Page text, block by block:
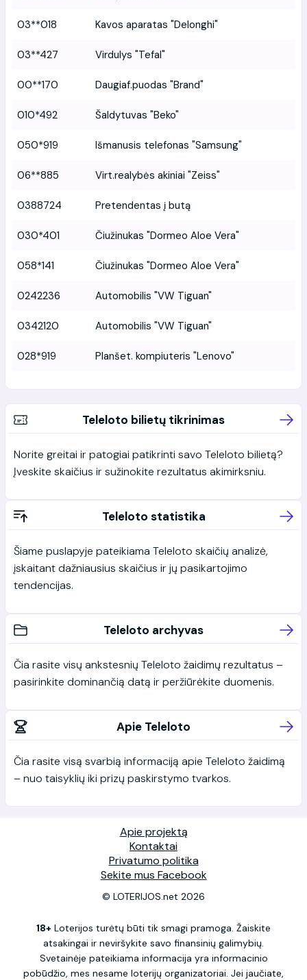
03**018 Kavos aparatas "Delonghi"
03**427 Virdulys "Tefal"
00**170 Daugiaf.puodas "Brand"
010*492 Šaldytuvas "Beko"
050*919 Išmanusis telefonas "Samsung"
06**885 Virt.realybės akiniai "Zeiss"
0388724 Pretendentas į butą
030*401 Čiužinukas "Dormeo Aloe Vera"
058*141 Čiužinukas "Dormeo Aloe Vera"
0242236 Automobilis "VW Tiguan"
0342120 Automobilis "VW Tiguan"
028*919 Planšet. kompiuteris "Lenovo"
Teleloto bilietų tikrinimas
Norite greitai ir patogiai patikrinti savo Teleloto bilietą?
Įveskite skaičius ir sužinokite rezultatus akimirksniu.
Teleloto statistika
Šiame puslapyje pateikiama Teleloto skaičių analizė,
įskaitant dažniausius skaičius ir jų pasikartojimo
tendencijas.
Teleloto archyvas
Čia rasite visų ankstesnių Teleloto žaidimų rezultatus –
pasirinkite dominančią datą ir peržiūrėkite duomenis.
Apie Teleloto
Čia rasite visą svarbią informaciją apie Teleloto žaidimą
– nuo taisyklių iki prizų paskirstymo tvarkos.
Apie projektą
Kontaktai
Privatumo politika
Sekite mus Facebook
© LOTERIJOS.net 2026
18+ Loterijos turėtų būti tik smagi pramoga. Žaiskite
atsakingai ir neviršykite savo finansinių galimybių.
Svetainėje pateikiama informacija yra informacinio
pobūdžio, mes nesame loterijų organizatoriai. Jei jaučiate,